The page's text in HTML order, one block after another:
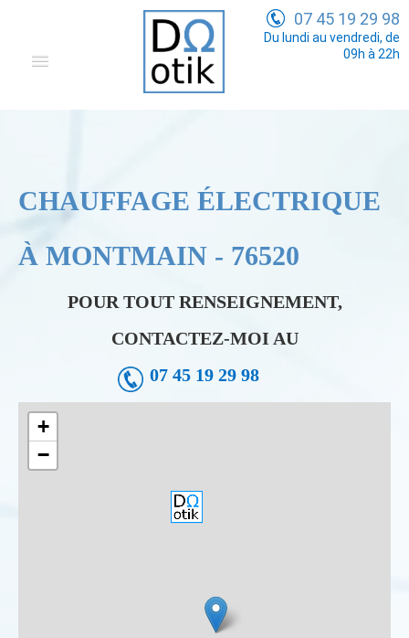
07 45 19 29 98
Du lundi au vendredi, de
09h à 22h
CHAUFFAGE ÉLECTRIQUE
À MONTMAIN - 76520
POUR TOUT RENSEIGNEMENT,
CONTACTEZ-MOI AU
07 45 19 29 98
+
−